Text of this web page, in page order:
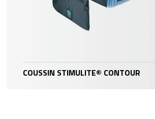
COUSSIN STIMULITE® CONTOUR